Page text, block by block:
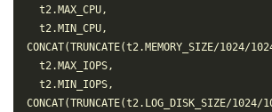
t2.MAX_CPU,
t2.MIN_CPU,
CONCAT(TRUNCATE(t2.MEMORY_SIZE/
t2.MAX_IOPS,
t2.MIN_IOPS,
CONCAT(TRUNCATE(t2.LOG_DISK_SIZE/1024/